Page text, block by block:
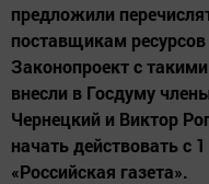
предложили
поставщикам
Законопроект с
внесли в Госдуму
Чернецкий и Виктор
начать действовать с
«Российская газета».